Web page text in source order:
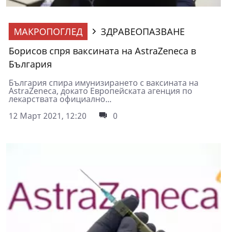
МАКРОПОГЛЕД
ЗДРАВЕОПАЗВАНЕ
Борисов спря ваксината на AstraZeneca в
България
България спира имунизирането с ваксината на
AstraZeneca, докато Европейската агенция по
лекарствата официално...
12 Март 2021, 12:20
0